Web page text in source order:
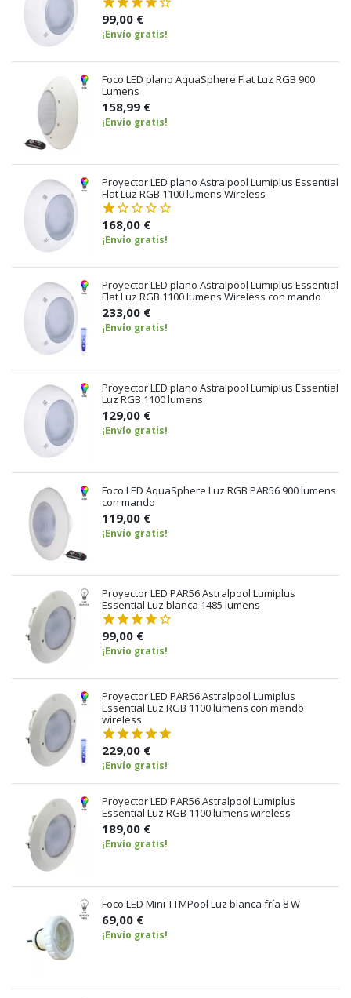
99,00 €
¡Envío gratis!
Foco LED plano AquaSphere Flat Luz RGB 900
Lumens
158,99 €
¡Envío gratis!
Proyector LED plano Astralpool Lumiplus Essential
Flat Luz RGB 1100 lumens Wireless
168,00 €
¡Envío gratis!
Proyector LED plano Astralpool Lumiplus Essential
Flat Luz RGB 1100 lumens Wireless con mando
233,00 €
¡Envío gratis!
Proyector LED plano Astralpool Lumiplus Essential
Luz RGB 1100 lumens
129,00 €
¡Envío gratis!
Foco LED AquaSphere Luz RGB PAR56 900 lumens
con mando
119,00 €
¡Envío gratis!
Proyector LED PAR56 Astralpool Lumiplus
Essential Luz blanca 1485 lumens
99,00 €
¡Envío gratis!
Proyector LED PAR56 Astralpool Lumiplus
Essential Luz RGB 1100 lumens con mando
wireless
229,00 €
¡Envío gratis!
Proyector LED PAR56 Astralpool Lumiplus
Essential Luz RGB 1100 lumens wireless
189,00 €
¡Envío gratis!
Foco LED Mini TTMPool Luz blanca fría 8 W
69,00 €
¡Envío gratis!